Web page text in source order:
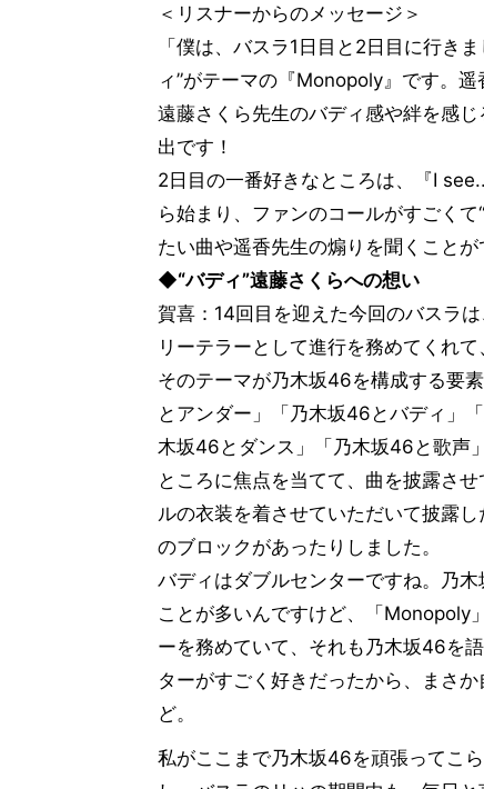
＜リスナーからのメッセージ＞
「僕は、バスラ1日目と2日目に行き
ィ”がテーマの『Monopoly』です。
遠藤さくら先生のバディ感や絆を感
出です！
2日目の一番好きなところは、『I
ら始まり、ファンのコールがすごく
たい曲や遥香先生の煽りを聞くこと
◆“バディ”遠藤さくらへの想い
賀喜：14回目を迎えた今回のバスラ
リーテラーとして進行を務めてくれ
そのテーマが乃木坂46を構成する要
とアンダー」「乃木坂46とバディ」
木坂46とダンス」「乃木坂46と歌声
ところに焦点を当てて、曲を披露さ
ルの衣装を着させていただいて披露
のブロックがあったりしました。
バディはダブルセンターですね。乃
ことが多いんですけど、「Monopoly
ーを務めていて、それも乃木坂46を
ターがすごく好きだったから、まさ
ど。
私がここまで乃木坂46を頑張ってこ